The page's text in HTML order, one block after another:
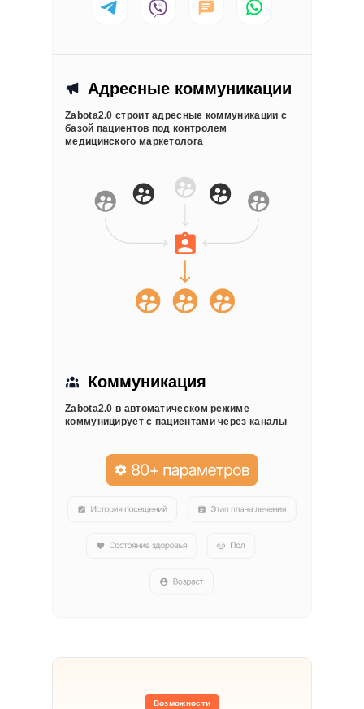
Адресные коммуникации
Zabota2.0 строит адресные коммуникации с
базой пациентов под контролем
медицинского маркетолога
Коммуникация
Zabota2.0 в автоматическом режиме
коммуницирует с пациентами через каналы
Возможности